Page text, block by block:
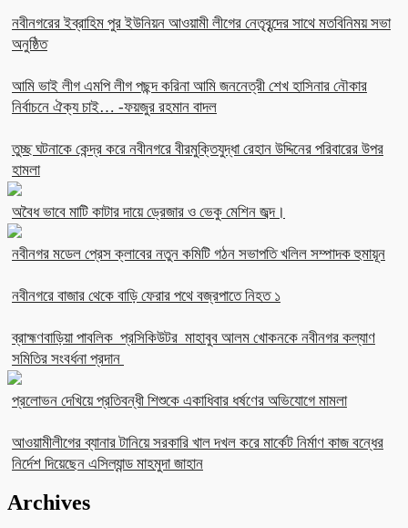
নবীনগরের ইব্রাহিম পুর ইউনিয়ন আওয়ামী লীগের নেতৃবৃন্দের সাথে মতবিনিময় সভা
অনুষ্ঠিত
আমি ভাই লীগ এমপি লীগ পছন্দ করিনা আমি জননেত্রী শেখ হাসিনার নৌকার
নির্বাচনে ঐক্য চাই… -ফয়জুর রহমান বাদল
তুচ্ছ ঘটনাকে কেন্দ্র করে নবীনগরে বীরমুক্তিযুদ্ধা রেহান উদ্দিনের পরিবারের উপর
হামলা
অবৈধ ভাবে মাটি কাটার দায়ে ড্রেজার ও ভেকু মেশিন জব্দ।
নবীনগর মডেল প্রেস ক্লাবের নতুন কমিটি গঠন সভাপতি খলিল সম্পাদক হুমায়ূন
নবীনগরে বাজার থেকে বাড়ি ফেরার পথে বজ্রপাতে নিহত ১
ব্রাহ্মণবাড়িয়া পাবলিক প্রসিকিউটর মাহাবুব আলম খোকনকে নবীনগর কল্যাণ
সমিতির সংবর্ধনা প্রদান
প্রলোভন দেখিয়ে প্রতিবন্ধী শিশুকে একাধিবার ধর্ষণের অভিযোগে মামলা
আওয়ামীলীগের ব্যানার টানিয়ে সরকারি খাল দখল করে মার্কেট নির্মাণ কাজ বন্ধের
নির্দেশ দিয়েছেন এসিল্যান্ড মাহমুদা জাহান
Archives